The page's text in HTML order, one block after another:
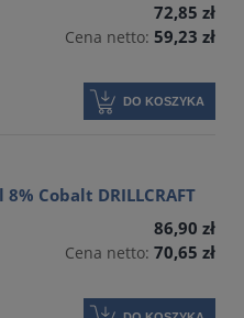
72,85 zł
Cena netto: 59,23 zł
DO KOSZYKA
Cobalt DRILLCRAFT
86,90 zł
Cena netto: 70,65 zł